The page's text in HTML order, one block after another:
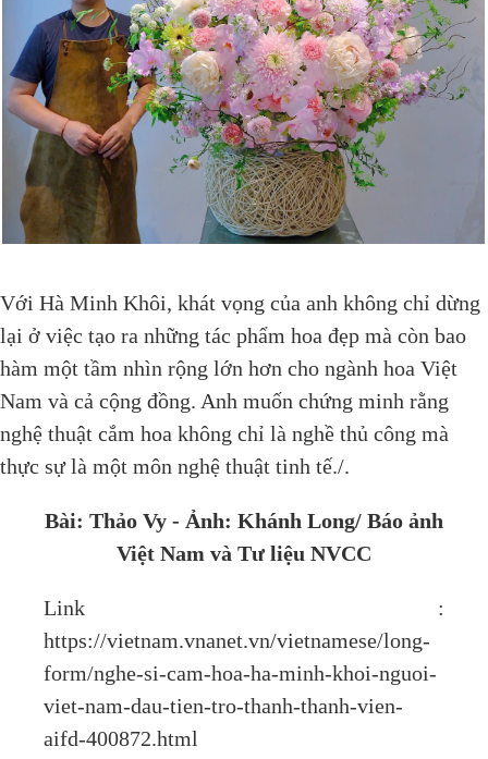
Với Hà Minh Khôi, khát vọng của anh không chỉ dừng
lại ở việc tạo ra những tác phẩm hoa đẹp mà còn bao
hàm một tầm nhìn rộng lớn hơn cho ngành hoa Việt
Nam và cả cộng đồng. Anh muốn chứng minh rằng
nghệ thuật cắm hoa không chỉ là nghề thủ công mà
thực sự là một môn nghệ thuật tinh tế./.
Bài: Thảo Vy - Ảnh: Khánh Long/ Báo ảnh
Việt Nam và Tư liệu NVCC
Link :
https://vietnam.vnanet.vn/vietnamese/long-
form/nghe-si-cam-hoa-ha-minh-khoi-nguoi-
viet-nam-dau-tien-tro-thanh-thanh-vien-
aifd-400872.html